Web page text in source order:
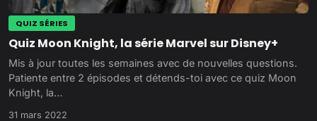
QUIZ SÉRIES
Quiz Moon Knight, la série Marvel sur Disney+
Mis à jour toutes les semaines avec de nouvelles questions.
Patiente entre 2 épisodes et détends-toi avec ce quiz Moon
Knight, la…
31 mars 2022